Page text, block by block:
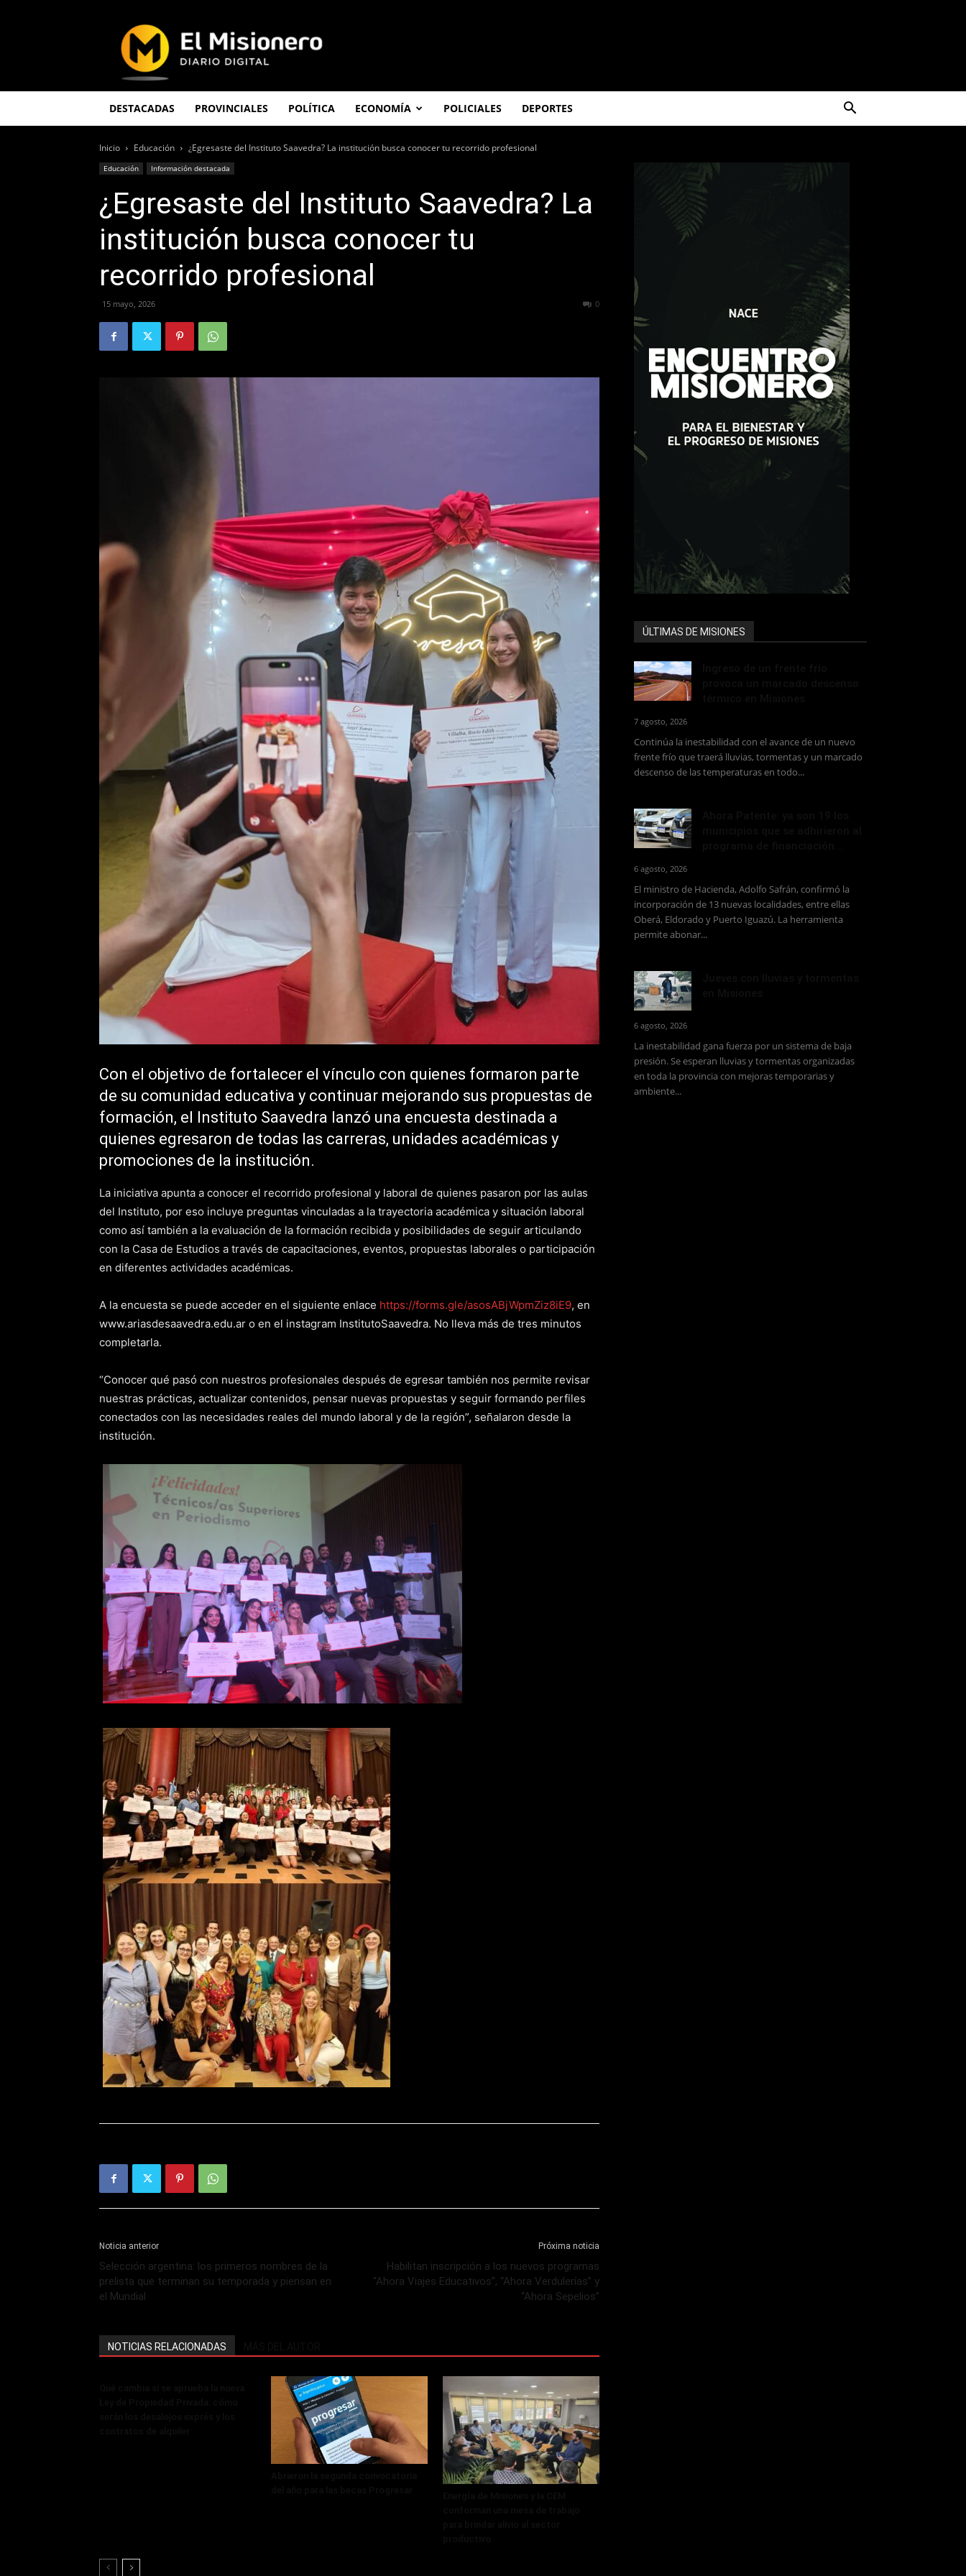
Misionero
DESTACADAS PROVINCIALES POLÍTICA ECONOMÍA POLICIALES DEPORTES
Inicio Educación ¿Egresaste del Instituto Saavedra? La institución busca conocer tu recorrido profesional
Educación Información destacada
¿Egresaste del Instituto Saavedra? La
institución busca conocer tu
recorrido profesional
15 mayo, 2026 0
Con el objetivo de fortalecer el vínculo con quienes formaron parte
de su comunidad educativa y continuar mejorando sus propuestas de
formación, el Instituto Saavedra lanzó una encuesta destinada a
quienes egresaron de todas las carreras, unidades académicas y
promociones de la institución.
La iniciativa apunta a conocer el recorrido profesional y laboral de quienes pasaron por las aulas
del Instituto, por eso incluye preguntas vinculadas a la trayectoria académica y situación laboral
como así también a la evaluación de la formación recibida y posibilidades de seguir articulando
con la Casa de Estudios a través de capacitaciones, eventos, propuestas laborales o participación
en diferentes actividades académicas.
A la encuesta se puede acceder en el siguiente enlace https://forms.gle/asosABjWpmZiz8iE9, en
www.ariasdesaavedra.edu.ar o en el instagram InstitutoSaavedra. No lleva más de tres minutos
completarla.
“Conocer qué pasó con nuestros profesionales después de egresar también nos permite revisar
nuestras prácticas, actualizar contenidos, pensar nuevas propuestas y seguir formando perfiles
conectados con las necesidades reales del mundo laboral y de la región”, señalaron desde la
institución.
Noticia anterior
Selección argentina: los primeros nombres de la
prelista que terminan su temporada y piensan en
el Mundial
Próxima noticia
Habilitan inscripción a los nuevos programas
“Ahora Viajes Educativos”, “Ahora Verdulerías” y
“Ahora Sepelios”
NOTICIAS RELACIONADAS
ÚLTIMAS DE MISIONES
7 agosto, 2026
Continúa la inestabilidad con el avance de un nuevo
frente frío que traerá lluvias, tormentas y un marcado
descenso de las temperaturas en todo...
6 agosto, 2026
El ministro de Hacienda, Adolfo Safrán, confirmó la
incorporación de 13 nuevas localidades, entre ellas
Oberá, Eldorado y Puerto Iguazú. La herramienta
permite abonar...
6 agosto, 2026
La inestabilidad gana fuerza por un sistema de baja
presión. Se esperan lluvias y tormentas organizadas
en toda la provincia con mejoras temporarias y
ambiente...